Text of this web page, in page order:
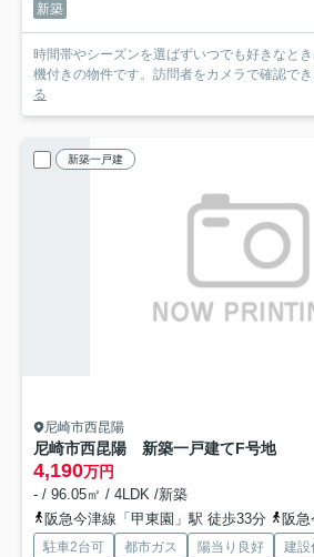
新築
時間帯やシーズンを選ばずいつでも好きなと
機付きの物件です。訪問者をカメラで確認で
る
新築一戸建
尼崎市西昆陽
尼崎市西昆陽 新築一戸建てF号地
4,190万円
- / 96.05㎡ / 4LDK /新築
阪急今津線「甲東園」駅 徒歩33分
阪急
駐車2台可 都市ガス 陽当り良好
建設